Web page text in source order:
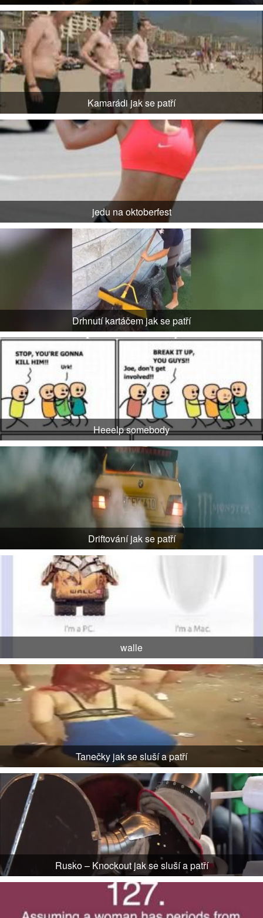
Kamarádi jak se patří
jedu na oktoberfest
Drhnutí kartáčem jak se patří
Heeelp somebody
Driftování jak se patří
walle
Tanečky jak se sluší a patří
Rusko – Knockout jak se sluší a patří